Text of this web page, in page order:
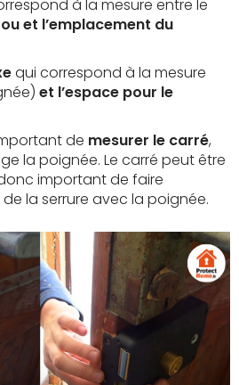
à la mesure entre le
et l’emplacement du
qui correspond à la mesure
et l’espace pour le
de mesurer le carré,
la poignée. Le carré peut être
important de faire
la serrure avec la poignée.